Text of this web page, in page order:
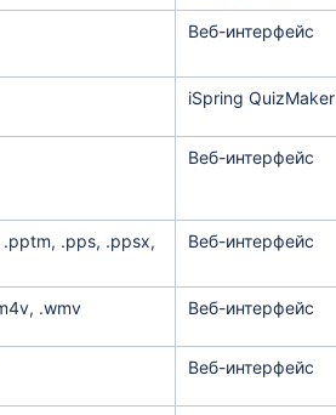
Веб-интерфейс
iSpring QuizMaker
Веб-интерфейс
.pps, .ppsx,
Веб-интерфейс
.wmv Веб-интерфейс
Веб-интерфейс